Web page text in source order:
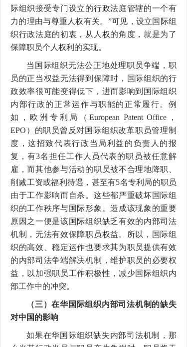
际组织接受专门设立的行政法庭管辖的一个有
力的理由与尊重人权有关。 ”可见，设立国际组
织行政法庭的初衷，从人权的角度，就是为了
保障职员个人权利的实现。
当国际组织无法公正地处理职员争端，职
员的正当权益无法得到保障时，国际组织的行
政效率很可能变得低下，进而影响到国际组织
内部行政的正常运作与职能的正常履行。例
如，欧洲专利局（ European Patent Office ，
EPO ）的职员曾反对国际组织改革职员管理制
度，这招致代表行政当局利益的负责人的报
复，有3名担任工作人员代表的职员被任意解
雇，而其他参与活动的职员被不合理地降职、
削减工资或福利待遇，甚至有5名专利局的职员
由于工作影响而自杀。这些都严重破坏国际组
织的工作秩序与国际形象。造成该现象的重要
原因之一便是该国际组织缺乏有效的内部司法
机制，无法有效保障职员权益。所以，国际组
织的高效、稳定运作也要求其为职员提供有效
的内部司法争端解决机制，维护职员的必要权
益，以加强职员工作积极性，减少国际组织内
部工作中的冲突。
（三）在华国际组织内部司法机制的缺失
对中国的影响
如果在华国际组织缺失内部司法机制，那